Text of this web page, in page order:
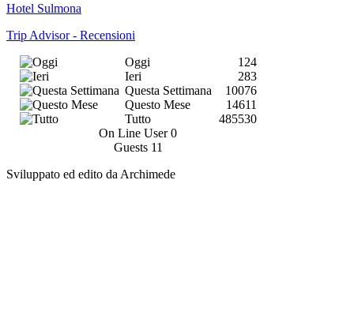
Hotel Sulmona
Trip Advisor - Recensioni
Oggi
124
Ieri
283
Questa Settimana
10076
Questo Mese
14611
Tutto
485530
On Line User 0
Guests 11
Sviluppato ed edito da Archimede